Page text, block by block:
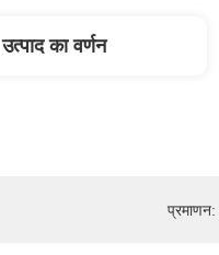
उत्पाद का वर्णन
प्रमाणन: